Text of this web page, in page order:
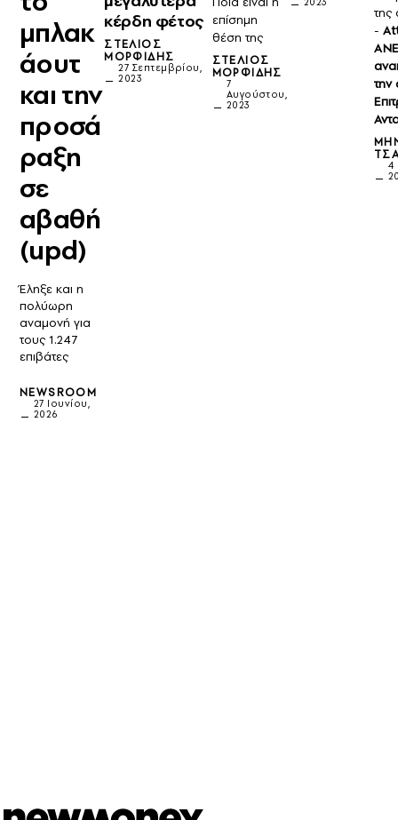
μπλακ
άουτ
και την
προσά
ραξη
σε
αβαθή
(upd)
Έληξε και η
πολύωρη
αναμονή για
τους 1.247
επιβάτες
NEWSROOM
27 Ιουνίου,
2026
κέρδη φέτος
ΣΤΈΛΙΟΣ
ΜΟΡΦΊΔΗΣ
27 Σεπτεμβρίου,
2023
επίσημη
θέση της
ΣΤΈΛΙΟΣ
ΜΟΡΦΊΔΗΣ
7
Αυγούστου,
2023
της
-
4